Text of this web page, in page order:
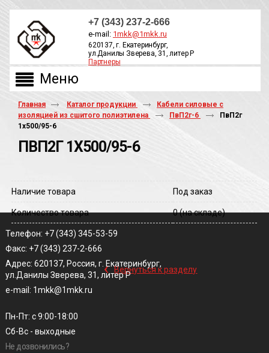
+7 (343) 237-2-666
e-mail: 1mkk@1mkk.ru
620137, г. Екатеринбург,
ул.Данилы Зверева, 31, литер Р
Партнеры
Главная Каталог продукции
Кабели силовые с
изоляцией из сшитого полиэтилена
ПвП2г-6
ПвП2г
1х500/95-6
ПВП2Г 1Х500/95-6
Наличие товара Под заказ
Количество товара 0(на складе)
‹ Вернуться к разделу
Телефон: +7 (343) 345-53-59
Факс: +7 (343) 237-2-666
Адрес: 620137, Россия, г. Екатеринбург,
ул.Данилы Зверева, 31, литер Р
e-mail: 1mkk@1mkk.ru
Пн-Пт: с 9:00-18:00
Сб-Вс - выходные
Не дозвонились?